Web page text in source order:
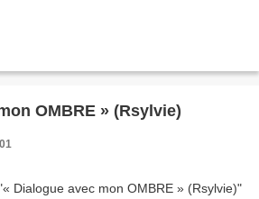
OMBRE » (Rsylvie)